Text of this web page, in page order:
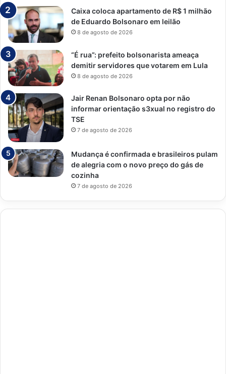
Caixa coloca apartamento de R$ 1 milhão
de Eduardo Bolsonaro em leilão
8 de agosto de 2026
“É rua”: prefeito bolsonarista ameaça
demitir servidores que votarem em Lula
8 de agosto de 2026
Jair Renan Bolsonaro opta por não
informar orientação s3xual no registro do
TSE
7 de agosto de 2026
Mudança é confirmada e brasileiros pulam
de alegria com o novo preço do gás de
cozinha
7 de agosto de 2026